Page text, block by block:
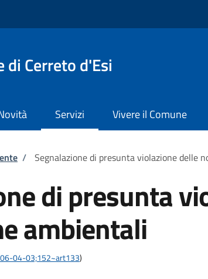
di Cerreto d'Esi
Servizi Vivere il Comune
/ Segnalazione di presunta violazione delle
di presunta
ambientali
04-03;152~art133)